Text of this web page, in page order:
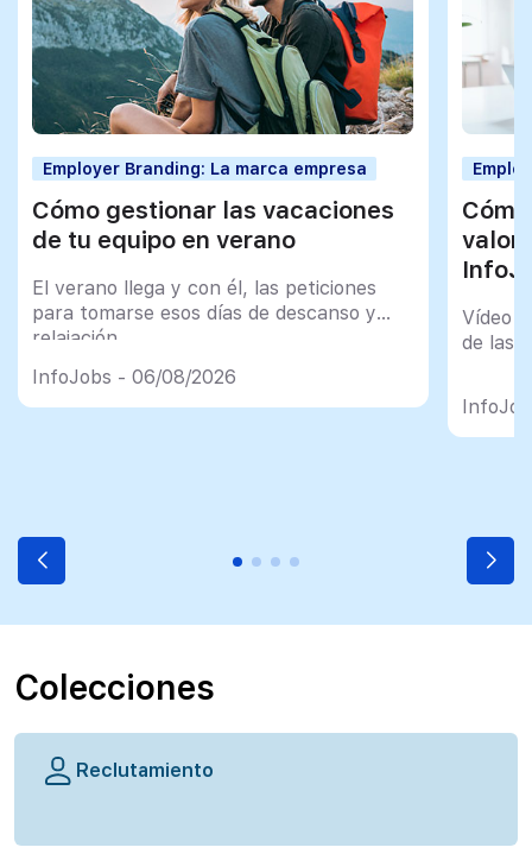
Employer Branding: La marca empresa
Cómo gestionar las vacaciones
de tu equipo en verano
El verano llega y con él, las peticiones
para tomarse esos días de descanso y
relajación
InfoJobs - 06/08/2026
Vídeo
de las
Colecciones
Reclutamiento